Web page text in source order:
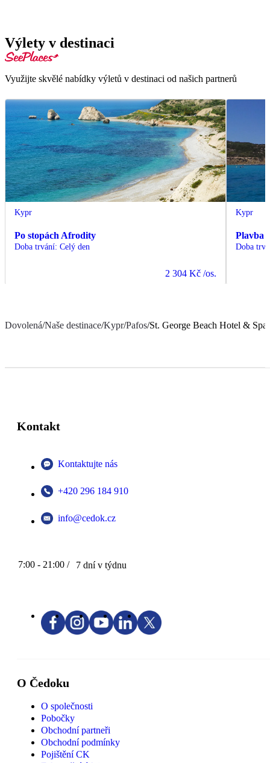
Výlety v destinaci
Využijte skvělé nabídky výletů v destinaci od našich partnerů
Kypr
Po stopách Afrodity
Doba trvání: Celý den
2 304 Kč /os.
Kypr
Plavba
Doba
Dovolená/Naše destinace/Kypr/Pafos/St. George Beach Hotel & Spa
Kontakt
Kontaktujte nás
+420 296 184 910
info@cedok.cz
7:00 - 21:00 / 7 dní v týdnu
O Čedoku
O společnosti
Pobočky
Obchodní partneři
Obchodní podmínky
Pojištění CK